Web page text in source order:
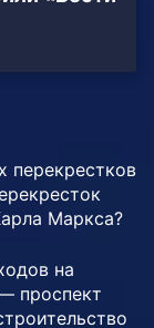
перекрестков
Маркса?
на
проспект